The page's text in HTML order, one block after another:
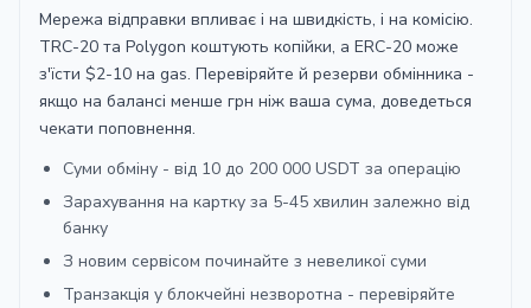
USDT TON
Банківський
рахунок UAH
1​ USDT ≈ 4​4​.4​4​ UAH
1​ USDT ≈ 4​4​.5​5​ UAH
USDT
AVALANCHE
Ощадбанк UAH
1​ USDT ≈ 4​4​.5​5​ UAH
USDT
Банківський
Мережа відправки впливає і на швидкість, і на комісію.
TRC-20 та Polygon коштують копійки, а ERC-20 може
з'їсти $2-10 на gas. Перевіряйте й резерви обмінника -
якщо на балансі менше грн ніж ваша сума, доведеться
чекати поповнення.
Суми обміну - від 10 до 200 000 USDT за операцію
Зарахування на картку за 5-45 хвилин залежно від
банку
З новим сервісом починайте з невеликої суми
Транзакція у блокчейні незворотна - перевіряйте